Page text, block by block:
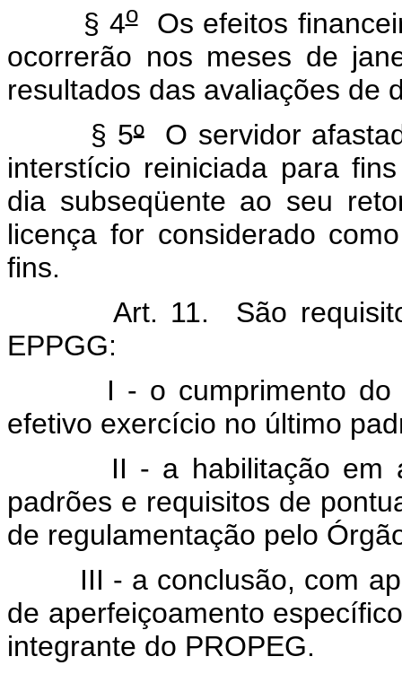
§ 4oOs efeitos
ocorrerão nos meses de
resultados das avaliações de
§ 5ºO servidor
interstício reiniciada para
dia subseqüente ao seu
licença for considerado
fins.
Art. 11. São requisitos
EPPGG:
I - o cumprimento do
efetivo exercício no último
II - a habilitação em
padrões e requisitos de
de regulamentação pelo
III - a conclusão, com
de aperfeiçoamento
integrante do PROPEG.